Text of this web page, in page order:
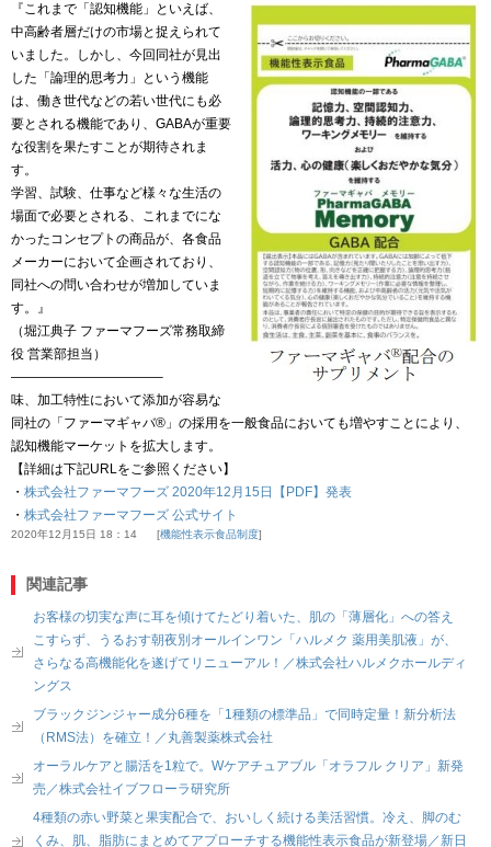
『これまで「認知機能」といえば、
中高齢者層だけの市場と捉えられて
いました。しかし、今回同社が見出
した「論理的思考力」という機能
は、働き世代などの若い世代にも必
要とされる機能であり、GABAが重要
な役割を果たすことが期待されま
す。
学習、試験、仕事など様々な生活の
場面で必要とされる、これまでにな
かったコンセプトの商品が、各食品
メーカーにおいて企画されており、
同社への問い合わせが増加していま
す。』
（堀江典子 ファーマフーズ常務取締
役 営業部担当）
———————————–
味、加工特性において添加が容易な
同社の「ファーマギャバ®」の採用を一般食品においても増やすことにより、
認知機能マーケットを拡大します。
【詳細は下記URLをご参照ください】
・ 株式会社ファーマフーズ 2020年12月15日【PDF】発表
・ 株式会社ファーマフーズ 公式サイト
2020年12月15日 18：14 機能性表示食品制度
関連記事
お客様の切実な声に耳を傾けてたどり着いた、肌の「薄層化」への答え
こすらず、うるおす朝夜別オールインワン「ハルメク 薬用美肌液」が、
さらなる高機能化を遂げてリニューアル！／株式会社ハルメクホールディ
ングス
ブラックジンジャー成分6種を「1種類の標準品」で同時定量！新分析法
（RMS法）を確立！／丸善製薬株式会社
オーラルケアと腸活を1粒で。Wケアチュアブル「オラフル クリア」新発
売／株式会社イブフローラ研究所
4種類の赤い野菜と果実配合で、おいしく続ける美活習慣。冷え、脚のむ
くみ、肌、脂肪にまとめてアプローチする機能性表示食品が新登場／新日